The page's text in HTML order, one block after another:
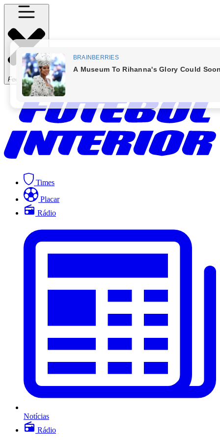
Fechar Menu
Times
Placar
Rádio
Notícias
Rádio